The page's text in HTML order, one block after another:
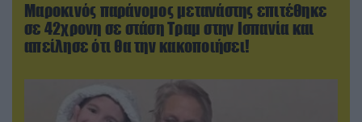
Μαροκινός παράνομος μετανάστης επιτέθηκε
σε 42χρονη σε στάση Τραμ στην Ισπανία και
απείλησε ότι θα την κακοποιήσει!